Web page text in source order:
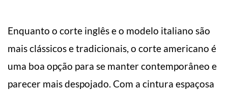
Enquanto o corte inglês e o modelo italiano são
mais clássicos e tradicionais, o corte americano é
uma boa opção para se manter contemporâneo e
parecer mais despojado. Com a cintura espaçosa